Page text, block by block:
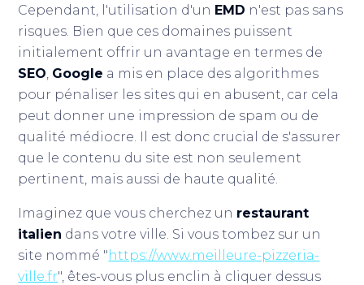
Cependant, l'utilisation d'un EMD n'est pas sans
risques. Bien que ces domaines puissent
initialement offrir un avantage en termes de
SEO, Google a mis en place des algorithmes
pour pénaliser les sites qui en abusent, car cela
peut donner une impression de spam ou de
qualité médiocre. Il est donc crucial de s'assurer
que le contenu du site est non seulement
pertinent, mais aussi de haute qualité.
Imaginez que vous cherchez un restaurant
italien dans votre ville. Si vous tombez sur un
site nommé "https://www.meilleure-pizzeria-
ville.fr", êtes-vous plus enclin à cliquer dessus